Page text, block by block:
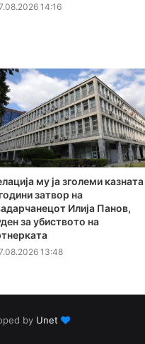
14:16
му ја зголеми
затвор на
Илија Панов,
за убиството на
13:48
by Unet